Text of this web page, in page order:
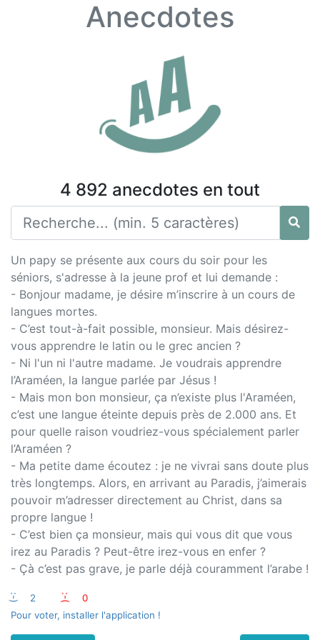
Anecdotes
4 892 anecdotes en tout
Un papy se présente aux cours du soir pour les
séniors, s'adresse à la jeune prof et lui demande :
- Bonjour madame, je désire m’inscrire à un cours de
langues mortes.
- C’est tout-à-fait possible, monsieur. Mais désirez-
vous apprendre le latin ou le grec ancien ?
- Ni l'un ni l'autre madame. Je voudrais apprendre
l’Araméen, la langue parlée par Jésus !
- Mais mon bon monsieur, ça n’existe plus l'Araméen,
c’est une langue éteinte depuis près de 2.000 ans. Et
pour quelle raison voudriez-vous spécialement parler
l’Araméen ?
- Ma petite dame écoutez : je ne vivrai sans doute plus
très longtemps. Alors, en arrivant au Paradis, j’aimerais
pouvoir m’adresser directement au Christ, dans sa
propre langue !
- C’est bien ça monsieur, mais qui vous dit que vous
irez au Paradis ? Peut-être irez-vous en enfer ?
- Çà c’est pas grave, je parle déjà couramment l’arabe !
:-) 2 :-(
0
Pour voter, installer l'application !